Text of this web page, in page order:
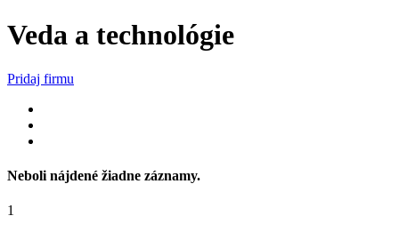
Veda a technológie
Pridaj firmu
Neboli nájdené žiadne záznamy.
1